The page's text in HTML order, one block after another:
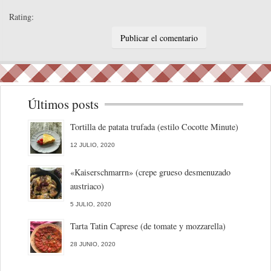
Rating:
Últimos posts
Tortilla de patata trufada (estilo Cocotte Minute)
12 JULIO, 2020
«Kaiserschmarrn» (crepe grueso desmenuzado
austriaco)
5 JULIO, 2020
Tarta Tatin Caprese (de tomate y mozzarella)
28 JUNIO, 2020